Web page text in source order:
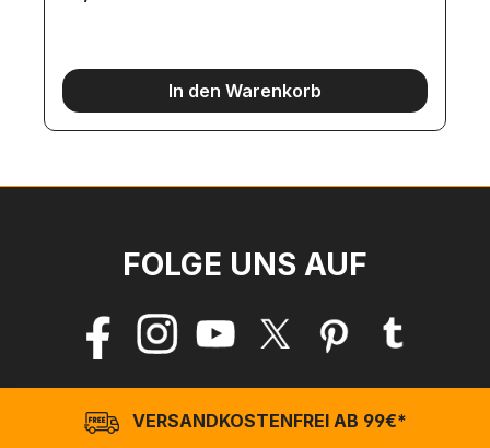
In den Warenkorb
FOLGE UNS AUF
VERSANDKOSTENFREI AB 99€*